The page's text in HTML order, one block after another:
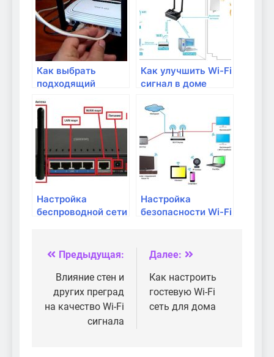
Как выбрать
подходящий
домашней сети?
Как улучшить Wi-Fi
сигнал в доме
Настройка
беспроводной сети
Настройка
безопасности Wi-Fi
Навигация
по
записям
Предыдущая:
Влияние стен и
других преград
на качество Wi-Fi
сигнала
Далее:
Как настроить
гостевую Wi-Fi
сеть для дома